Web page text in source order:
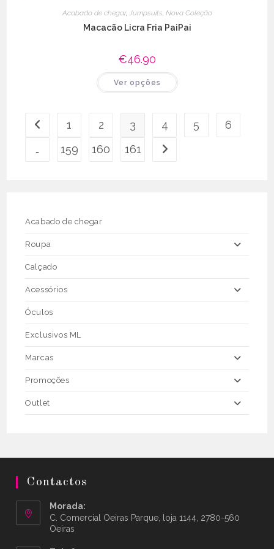
Acabado de chegar, Jumpsuits, Nova Coleção
Macacão Licra Fria PaiPai
€46.90
Ver opções
product
options
1 2 3 4 5
6
…
159 160 161
Acabado de chegar
Roupa
Calçado
Acessórios
Óculos
Exclusivos ML
Marcas
Promoções
Outlet
Contactos
Morada:
C. Comercial Oeiras Parque, loja 1144, 2780-560
Oeiras